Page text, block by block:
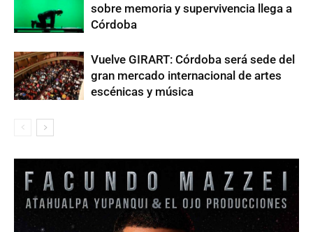
sobre memoria y supervivencia llega a
Córdoba
Vuelve GIRART: Córdoba será sede del
gran mercado internacional de artes
escénicas y música